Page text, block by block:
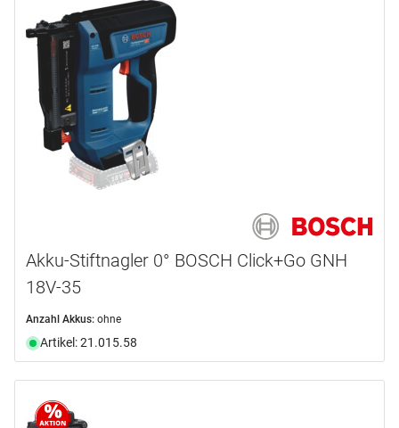
BOSCH EXPERT (1)
BOSCH PROFESSIONAL
HIKOKI
(5)
REVOTOOL (14)
Produktart
Click+Go (3)
Druckluftbetrieb (3)
Anschluss
3/8''
Anzahl Akkus
Akku-Kapazität
Akku-Stiftnagler 0° BOSCH Click+Go GNH
18V-35
Anzahl Akkus: ohne
Artikel: 21.015.58